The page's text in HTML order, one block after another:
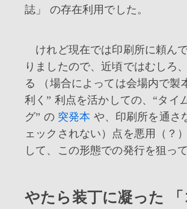
誌」 の存在利用でした。
けれど現在では印刷所に頼ん
りましたので、近頃ではむしろ
る （場合によっては会場内で製
利く” 利点を活かしての、“タイ
グ” の 突発本 や、印刷所を通さ
ェックされない）点を悪用（？
して、この形態での発行を狙っ
やたら装丁に凝った